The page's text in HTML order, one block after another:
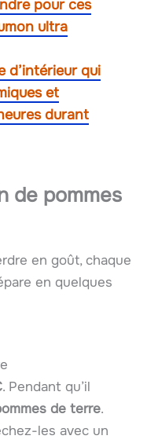
pour ces
ultra
d’intérieur qui
et
durant
de pommes
en goût, chaque
en quelques
. Pendant qu’il
de terre.
les avec un